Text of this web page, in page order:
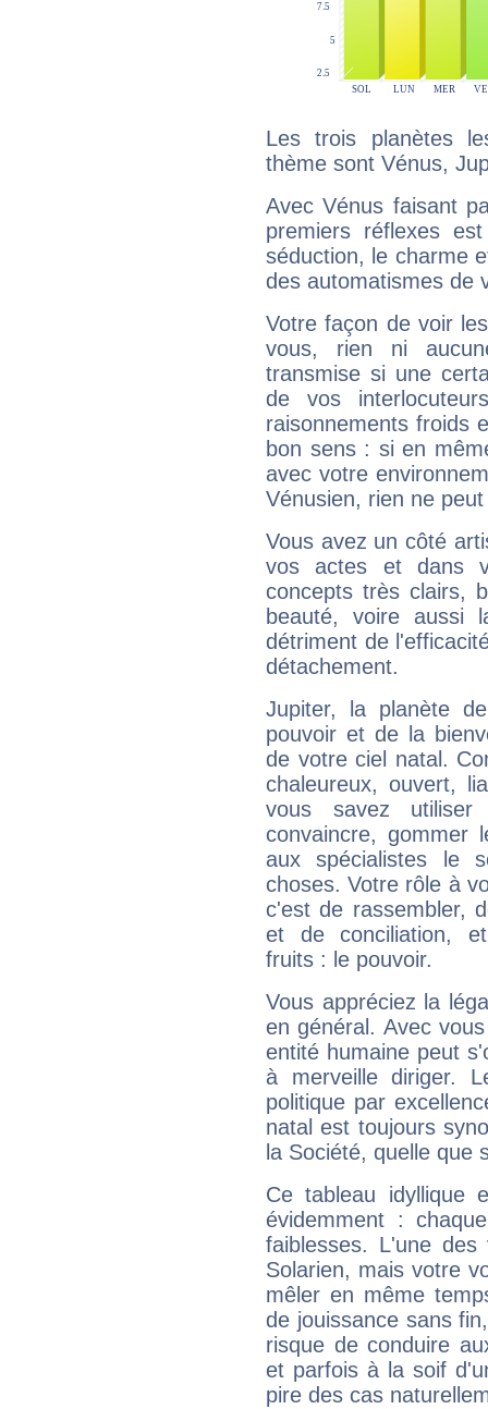
Les trois planètes
thème sont Vénus,
Avec Vénus faisant
premiers réflexes
séduction, le charme
des automatismes de
Votre façon de voir
vous, rien ni
transmise si une
de vos
raisonnements froids
bon sens : si en
avec votre
Vénusien, rien ne
Vous avez un côté
vos actes et dans
concepts très clairs,
beauté, voire aussi
détriment de
détachement.
Jupiter, la planète
pouvoir et de la
de votre ciel natal.
chaleureux, ouvert,
vous savez
convaincre, gommer
aux spécialistes le
choses. Votre rôle à
c'est de rassembler,
et de conciliation,
fruits : le pouvoir.
Vous appréciez la
en général. Avec
entité humaine peut
à merveille diriger.
politique par
natal est toujours
la Société, quelle que
Ce tableau idyllique
évidemment :
faiblesses. L'une
Solarien, mais votre
mêler en même
de jouissance sans
risque de conduire
et parfois à la soif
pire des cas